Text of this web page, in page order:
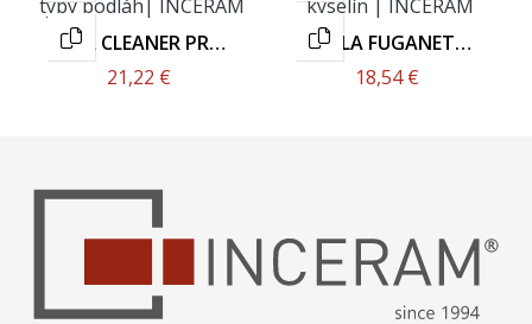
FILA CLEANER PRO
1L
21,22 €
FILA FUGANET
750ML
18,54 €